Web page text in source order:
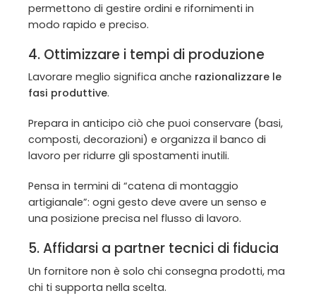
permettono di gestire ordini e rifornimenti in
modo rapido e preciso.
4. Ottimizzare i tempi di produzione
Lavorare meglio significa anche razionalizzare le
fasi produttive.
Prepara in anticipo ciò che puoi conservare (basi,
composti, decorazioni) e organizza il banco di
lavoro per ridurre gli spostamenti inutili.
Pensa in termini di “catena di montaggio
artigianale”: ogni gesto deve avere un senso e
una posizione precisa nel flusso di lavoro.
5. Affidarsi a partner tecnici di fiducia
Un fornitore non è solo chi consegna prodotti, ma
chi ti supporta nella scelta.